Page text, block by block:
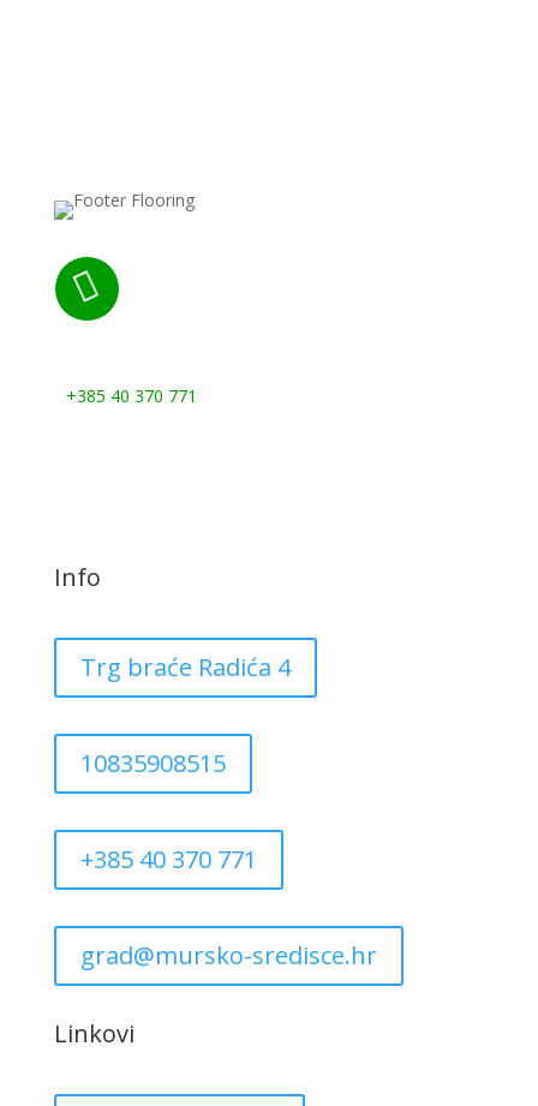

+385 40 370 771
Info
Trg braće Radića 4
10835908515
+385 40 370 771
grad@mursko-sredisce.hr
Linkovi